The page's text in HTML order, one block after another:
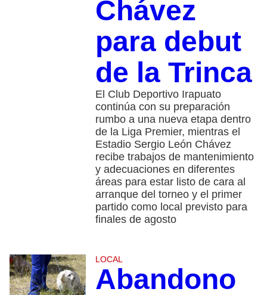
Chávez
para debut
de la Trinca
El Club Deportivo Irapuato
continúa con su preparación
rumbo a una nueva etapa dentro
de la Liga Premier, mientras el
Estadio Sergio León Chávez
recibe trabajos de mantenimiento
y adecuaciones en diferentes
áreas para estar listo de cara al
arranque del torneo y el primer
partido como local previsto para
finales de agosto
LOCAL
Abandono